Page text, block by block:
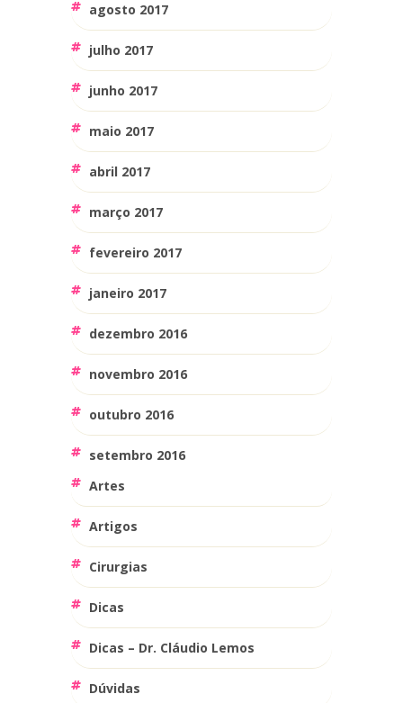
agosto 2017
julho 2017
junho 2017
maio 2017
abril 2017
março 2017
fevereiro 2017
janeiro 2017
dezembro 2016
novembro 2016
outubro 2016
setembro 2016
Artes
Artigos
Cirurgias
Dicas
Dicas – Dr. Cláudio Lemos
Dúvidas